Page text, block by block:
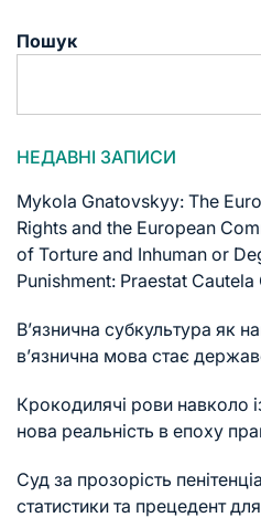
Пошук
НЕДАВНІ ЗАПИСИ
Mykola Gnatovskyy: The
Rights and the European
of Torture and Inhuman or
Punishment: Praestat Cautela
В’язнична субкультура як
в’язнична мова стає
Крокодилячі рови навколо
нова реальність в епоху
Суд за прозорість
статистики та прецедент